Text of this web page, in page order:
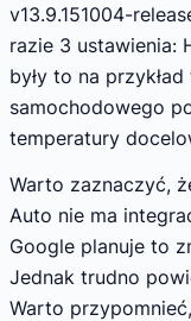
v13.9.151004-
razie 3 ustawienia:
były to na
samochodowego
temperatury
Warto zaznaczyć,
Auto nie ma
Google planuje to
Jednak trudno
Warto